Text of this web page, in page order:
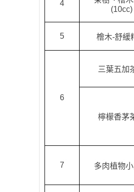
4
(10cc)
5 檜木-舒緩
6
三葉五加
檸檬香茅
7 多肉植物